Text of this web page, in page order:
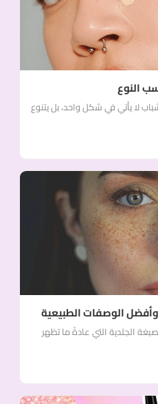
النوع
لا يأتي في شكل واحد، بل يتنوع
الوصفات الطبيعية
الجلدية التي عادةً ما تظهر